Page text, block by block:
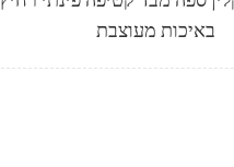
באיכות מעוצבת